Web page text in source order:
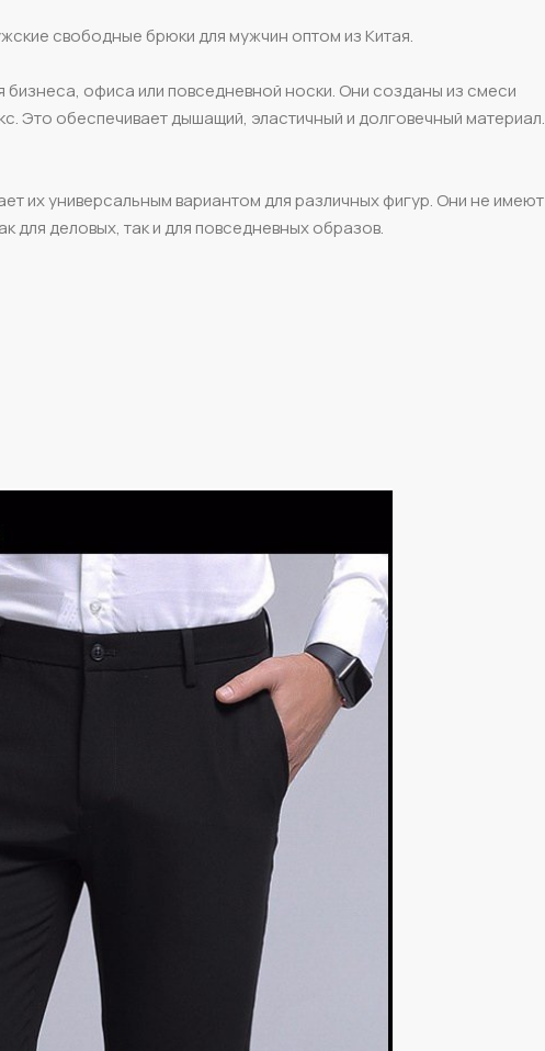
свободные брюки для мужчин оптом из Китая.
бизнеса, офиса или повседневной носки. Они созданы из смеси
Это обеспечивает дышащий, эластичный и долговечный материал.
их универсальным вариантом для различных фигур. Они не имеют
для деловых, так и для повседневных образов.